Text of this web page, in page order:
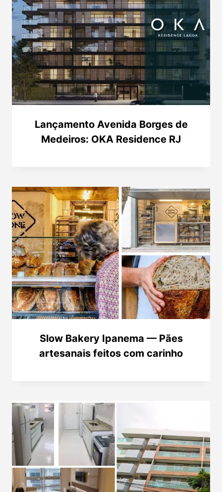
Lançamento Avenida Borges de
Medeiros: OKA Residence RJ
Slow Bakery Ipanema — Pães
artesanais feitos com carinho